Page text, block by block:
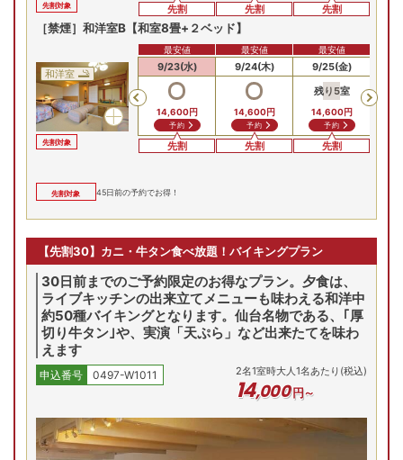
先割対象 先割 先割 先割
［禁煙］和洋室B【和室8畳+２ベッド】
和洋室
先割対象
Previous
9/21(月) 9/22(火) 9/23(水)
14,600円
予約
先割
最安値
9/24(木)
14,600円
予約
先割
最安値
9/25(金)
残り 5室
14,600円
予約
先割
最安値
先割対象 45日前の予約でお得！
【先割30】カニ・牛タン食べ放題！バイキングプラン
30日前までのご予約限定のお得なプラン。夕食は、
ライブキッチンの出来立てメニューも味わえる和洋中
約50種バイキングとなります。仙台名物である、｢厚
切り牛タン｣や、実演「天ぷら」など出来たてを味わ
えます
申込番号 0497-W1011 2名1室時大人1名あたり(税込)
14,000円～